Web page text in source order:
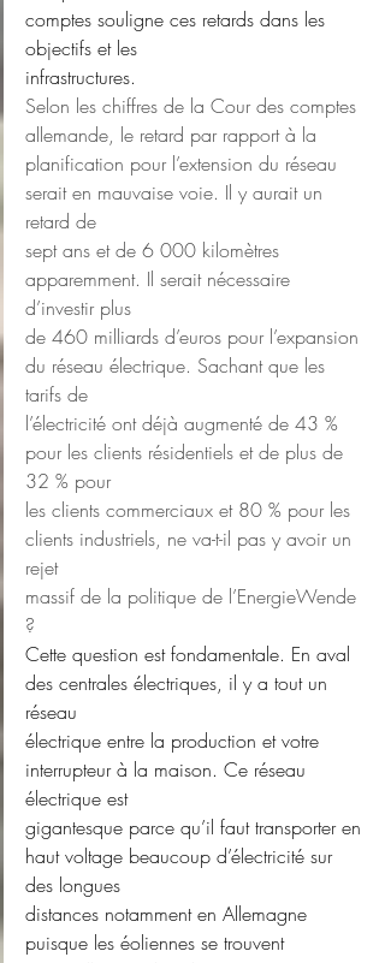
comptes souligne ces retards dans les
objectifs et les
infrastructures.
Selon les chiffres de la Cour des comptes
allemande, le retard par rapport à la
planification pour l’extension du réseau
serait en mauvaise voie. Il y aurait un
retard de
sept ans et de 6 000 kilomètres
apparemment. Il serait nécessaire
d’investir plus
de 460 milliards d’euros pour l’expansion
du réseau électrique. Sachant que les
tarifs de
l’électricité ont déjà augmenté de 43 %
pour les clients résidentiels et de plus de
32 % pour
les clients commerciaux et 80 % pour les
clients industriels, ne va-t-il pas y avoir un
rejet
massif de la politique de l’EnergieWende
?
Cette question est fondamentale. En aval
des centrales électriques, il y a tout un
réseau
électrique entre la production et votre
interrupteur à la maison. Ce réseau
électrique est
gigantesque parce qu’il faut transporter en
haut voltage beaucoup d’électricité sur
des longues
distances notamment en Allemagne
puisque les éoliennes se trouvent